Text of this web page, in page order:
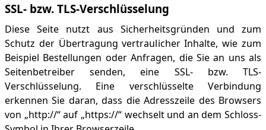
SSL- bzw. TLS-Verschlüsselung
Diese Seite nutzt aus Sicherheitsgründen und zum
Schutz der Übertragung vertraulicher Inhalte, wie zum
Beispiel Bestellungen oder Anfragen, die Sie an uns als
Seitenbetreiber senden, eine SSL- bzw. TLS-
Verschlüsselung. Eine verschlüsselte Verbindung
erkennen Sie daran, dass die Adresszeile des Browsers
von „http://“ auf „https://“ wechselt und an dem Schloss-